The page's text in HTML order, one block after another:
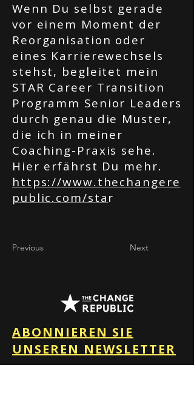
Wenn Du selbst gerade
vor einem Moment der
Reorganisation oder
eines Karrierewechsels
stehst, begleitet mein
STAR Career Transition
Programm Senior Leaders
durch genau die Muster,
die ich in meiner
Coaching-Praxis sehe.
Hier erfährst Du mehr.
https://www.thechangere
public.com/star
Previous Next
ABONNIEREN SIE
UNSEREN NEWSLETTER